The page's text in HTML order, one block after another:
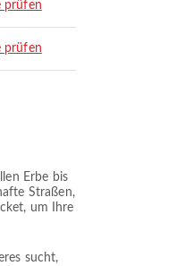
prüfen
prüfen
Erbe bis
Straßen,
um Ihre
sucht,